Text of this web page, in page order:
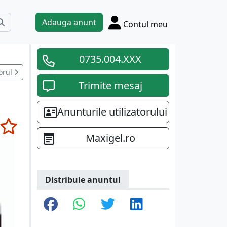
Adauga anunt Contul meu
0735.004.XXX
Trimite mesaj
Anunturile utilizatorului
Maxigel.ro
Distribuie anuntul